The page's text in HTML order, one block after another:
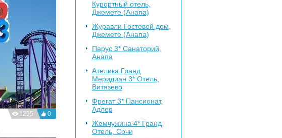
Курортный отель,
Джемете (Анапа)
Журавли Гостевой дом,
Джемете (Анапа)
Парус 3* Санаторий,
Анапа
Ателика Гранд
Меридиан 3* Отель,
Витязево
Фрегат 3* Пансионат,
Адлер
Жемчужина 4* Гранд
Отель, Сочи
0
1295